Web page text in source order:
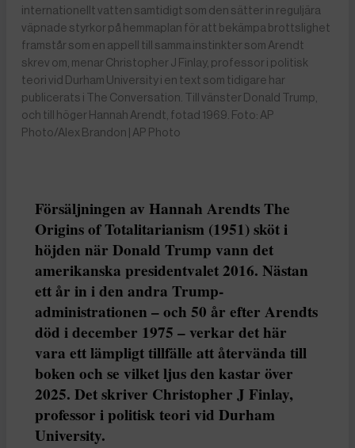
internationellt vatten samtidigt som den sätter in reguljära
väpnade styrkor på hemmaplan för att bekämpa brottslighet
framstår som en appell till samma instinkter som Arendt
skrev om, menar Christopher J Finlay, professor i politisk
teori vid Durham University i en text som tidigare har
publicerats i The Conversation. Till vänster Donald Trump,
och till höger Hannah Arendt, fotad 1969. Foto: AP
Photo/Alex Brandon | AP Photo
Försäljningen av Hannah Arendts The
Origins of Totalitarianism (1951) sköt i
höjden när Donald Trump vann det
amerikanska presidentvalet 2016. Nästan
ett år in i den andra Trump-
administrationen – och 50 år efter Arendts
död i december 1975 – verkar det här
vara ett lämpligt tillfälle att återvända till
boken och se vilket ljus den kastar över
2025. Det skriver Christopher J Finlay,
professor i politisk teori vid Durham
University.